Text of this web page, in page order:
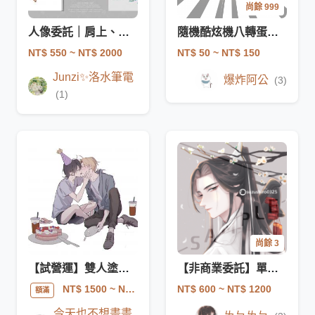
人像委託｜肩上、半身、全身立繪
NT$ 550 ~ NT$ 2000
Junzi✨洛水筆電
(1)
尚餘 999
隨機酷炫機八轉蛋頭像
NT$ 50 ~ NT$ 150
爆炸阿公 (3)
【試營運】雙人塗鴉驚喜包
額滿 NT$ 1500~ NT$ 2500
尚餘 3
【非商業委託】單人彩色頭像
NT$ 600 ~ NT$ 1200